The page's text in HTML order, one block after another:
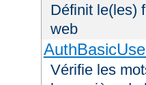
Définit le(les)
web
Vérifie les